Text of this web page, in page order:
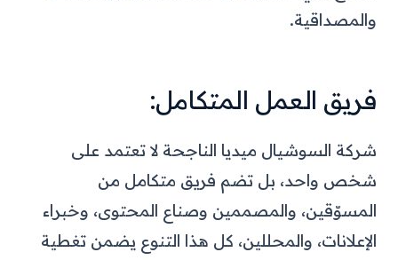
والمصداقية.
فريق العمل المتكامل:
شركة السوشيال ميديا الناجحة لا تعتمد على
شخص واحد، بل تضم فريق متكامل من
المسوّقين، والمصممين وصناع المحتوى، وخبراء
الإعلانات، والمحللين، كل هذا التنوع يضمن تغطية